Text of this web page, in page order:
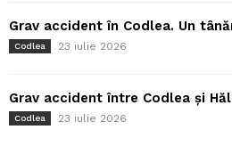
Grav accident în Codlea. Un
Codlea 23 iulie 2026
Grav accident între Codlea și
Codlea 23 iulie 2026